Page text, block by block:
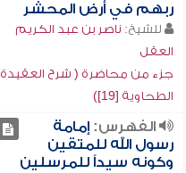
ربهم في أرض المحشر
للشيخ: ناصر بن عبد الكريم
العقل
جزء من محاضرة ( شرح العقيدة
الطحاوية [19])
الفهرس:إمامة
رسول الله للمتقين
وكونه سيداً للمرسلين